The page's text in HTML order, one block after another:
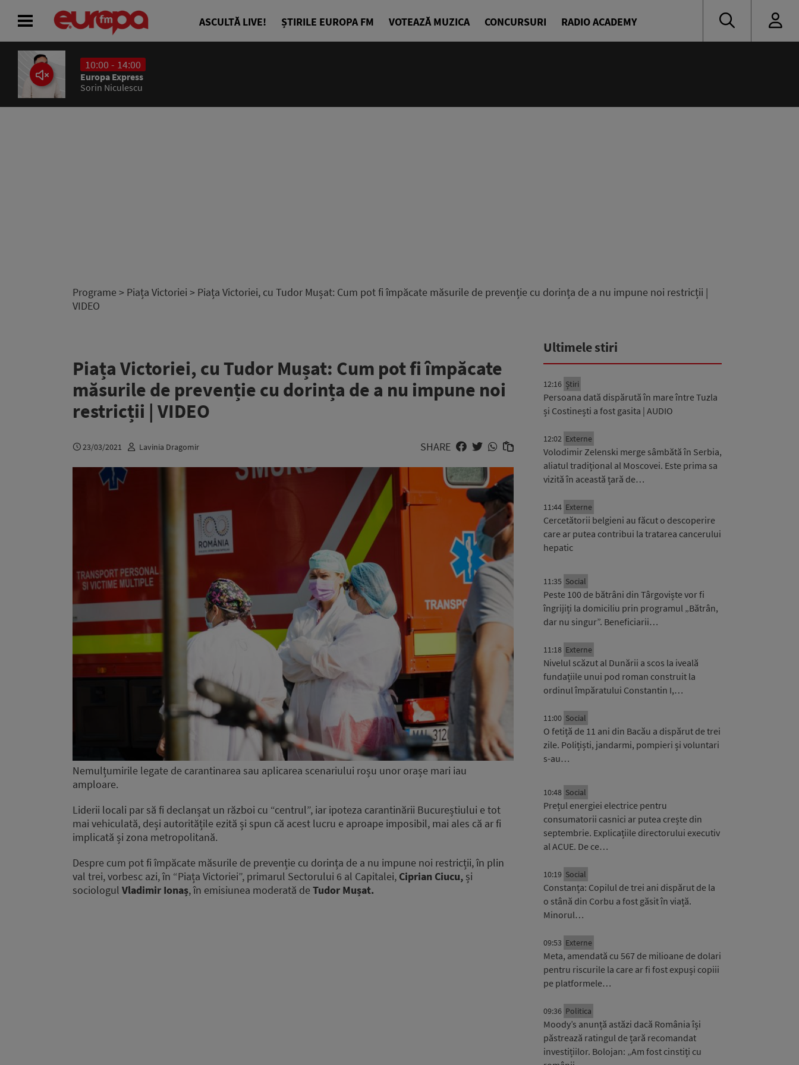
ASCULTĂ LIVE! ȘTIRILE EUROPA FM VOTEAZĂ MUZICA CONCURSURI RADIO ACADEMY
10:00 - 14:00
Europa Express
Sorin Niculescu
Programe > Piața Victoriei > Piața Victoriei, cu Tudor Mușat: Cum pot fi împăcate măsurile de prevenție cu dorința de a nu impune noi restricții |
VIDEO
Piața Victoriei, cu Tudor Mușat: Cum pot fi împăcate
măsurile de prevenție cu dorința de a nu impune noi
restricții | VIDEO
23/03/2021 Lavinia Dragomir SHARE
Nemulțumirile legate de carantinarea sau aplicarea scenariului roșu unor orașe mari iau
amploare.
Liderii locali par să fi declanșat un război cu “centrul”, iar ipoteza carantinării Bucureștiului e tot
mai vehiculată, deși autoritățile ezită și spun că acest lucru e aproape imposibil, mai ales că ar fi
implicată și zona metropolitană.
Despre cum pot fi împăcate măsurile de prevenție cu dorința de a nu impune noi restricții, în plin
val trei, vorbesc azi, în “Piața Victoriei”, primarul Sectorului 6 al Capitalei, Ciprian Ciucu, și
sociologul Vladimir Ionaș, în emisiunea moderată de Tudor Mușat.
Ultimele stiri
12:16 Știri
Persoana dată dispărută în mare între Tuzla
și Costinești a fost gasita | AUDIO
12:02 Externe
Volodimir Zelenski merge sâmbătă în Serbia,
aliatul tradițional al Moscovei. Este prima sa
vizită în această țară de…
11:44 Externe
Cercetătorii belgieni au făcut o descoperire
care ar putea contribui la tratarea cancerului
hepatic
11:35 Social
Peste 100 de bătrâni din Târgoviște vor fi
îngrijiți la domiciliu prin programul „Bătrân,
dar nu singur”. Beneficiarii…
11:18 Externe
Nivelul scăzut al Dunării a scos la iveală
fundațiile unui pod roman construit la
ordinul împăratului Constantin I,…
11:00 Social
O fetiță de 11 ani din Bacău a dispărut de trei
zile. Polițiști, jandarmi, pompieri și voluntari
s-au…
10:48 Social
Prețul energiei electrice pentru
consumatorii casnici ar putea crește din
septembrie. Explicațiile directorului executiv
al ACUE. De ce…
10:19 Social
Constanța: Copilul de trei ani dispărut de la
o stână din Corbu a fost găsit în viață.
Minorul…
09:53 Externe
Meta, amendată cu 567 de milioane de dolari
pentru riscurile la care ar fi fost expuși copiii
pe platformele…
09:36 Politica
Moody’s anunță astăzi dacă România își
păstrează ratingul de țară recomandat
investițiilor. Bolojan: „Am fost cinstiți cu
ACASĂ
ȘTIRI